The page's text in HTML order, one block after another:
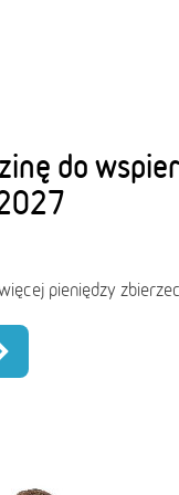
do
pieniędzy